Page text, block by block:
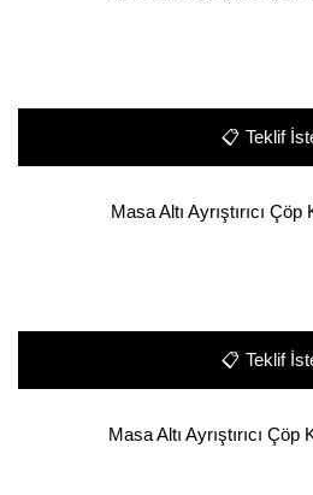
📋 Teklif
Masa Altı Ayrıştırıcı
📋 Teklif
Masa Altı Ayrıştırıcı Çöp